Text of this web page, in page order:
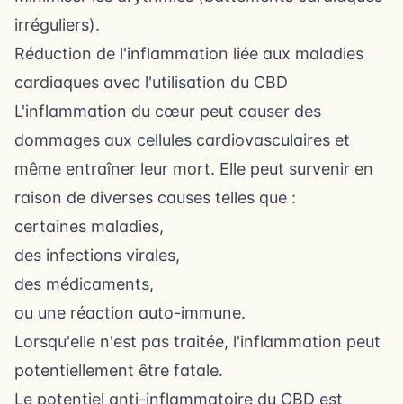
irréguliers).
Réduction de l'inflammation liée aux maladies
cardiaques avec l'utilisation du CBD
L'inflammation du cœur peut causer des
dommages aux cellules cardiovasculaires et
même entraîner leur mort. Elle peut survenir en
raison de diverses causes telles que :
certaines maladies,
des infections virales,
des médicaments,
ou une réaction auto-immune.
Lorsqu'elle n'est pas traitée, l'inflammation peut
potentiellement être fatale.
Le potentiel anti-inflammatoire du CBD est